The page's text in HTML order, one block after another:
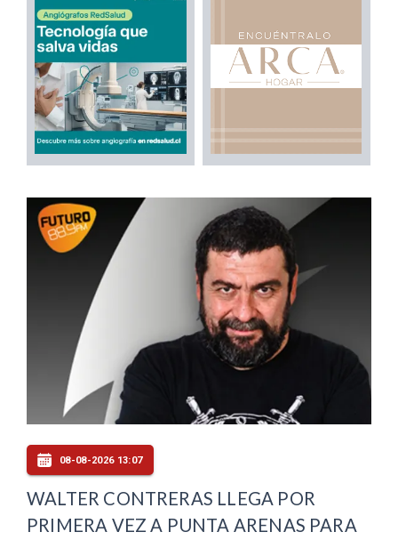
08-08-2026 13:07
WALTER CONTRERAS LLEGA POR
PRIMERA VEZ A PUNTA ARENAS PARA